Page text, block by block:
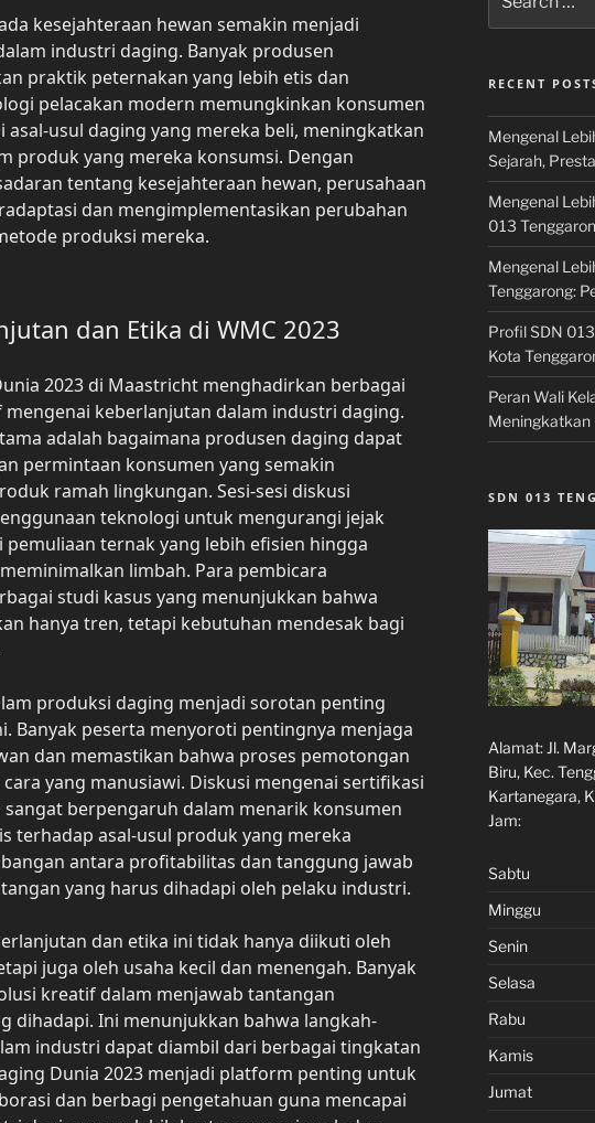
kesejahteraan hewan semakin menjadi
industri daging. Banyak produsen
praktik peternakan yang lebih etis dan
pelacakan modern memungkinkan konsumen
usul daging yang mereka beli, meningkatkan
produk yang mereka konsumsi. Dengan
tentang kesejahteraan hewan, perusahaan
dan mengimplementasikan perubahan
produksi mereka.
dan Etika di WMC 2023
2023 di Maastricht menghadirkan berbagai
keberlanjutan dalam industri daging.
adalah bagaimana produsen daging dapat
permintaan konsumen yang semakin
ramah lingkungan. Sesi-sesi diskusi
teknologi untuk mengurangi jejak
ternak yang lebih efisien hingga
limbah. Para pembicara
studi kasus yang menunjukkan bahwa
hanya tren, tetapi kebutuhan mendesak bagi
produksi daging menjadi sorotan penting
Banyak peserta menyoroti pentingnya menjaga
dan memastikan bahwa proses pemotongan
yang manusiawi. Diskusi mengenai sertifikasi
sangat berpengaruh dalam menarik konsumen
terhadap asal-usul produk yang mereka
antara profitabilitas dan tanggung jawab
yang harus dihadapi oleh pelaku industri.
dan etika ini tidak hanya diikuti oleh
juga oleh usaha kecil dan menengah. Banyak
kreatif dalam menjawab tantangan
dihadapi. Ini menunjukkan bahwa langkah-
industri dapat diambil dari berbagai tingkatan
Dunia 2023 menjadi platform penting untuk
dan berbagi pengetahuan guna mencapai
for:
RECENT
Mengenal
Sejarah,
Mengenal
013
Mengenal
Tenggarong:
Profil SDN
Kota
Peran Wali
Meningkatkan
SDN 013
Alamat: Jl.
Biru, Kec.
Kartanegara,
Jam:
Sabtu
Minggu
Senin
Selasa
Rabu
Kamis
Jumat